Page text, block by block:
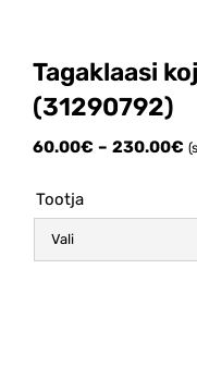
Tagaklaasi
(31290792)
60.00€ – 230.00€
Tootja